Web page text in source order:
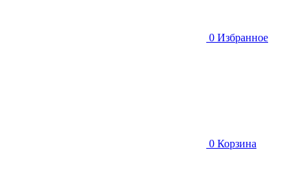
0 Избранное
0 Корзина